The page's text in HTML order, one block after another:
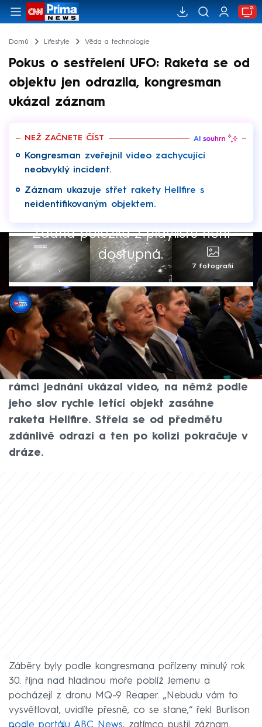
Domů Lifestyle Věda a technologie
Pokus o sestřelení UFO: Raketa se od
objektu jen odrazila, kongresman
ukázal záznam
NEŽ ZAČNETE ČÍST
Kongresman zveřejnil video zachycující
neobvyklý incident.
Záznam ukazuje střet rakety Hellfire s
neidentifikovaným objektem.
Žádná položka z playlistu není
dostupná.
7 fotografií
CNN Prima NEWS
Akt. 12. zář 2025, 19:20
• 12. zář 2025, 17:49
Nové záběry UFO se objevily při úterním
slyšení americké Sněmovny reprezentantů.
Republikánský kongresman Eric Burlison v
rámci jednání ukázal video, na němž podle
jeho slov rychle letící objekt zasáhne
raketa Hellfire. Střela se od předmětu
zdánlivě odrazí a ten po kolizi pokračuje v
dráze.
Záběry byly podle kongresmana pořízeny minulý rok
30. října nad hladinou moře poblíž Jemenu a
pocházejí z dronu MQ-9 Reaper. „Nebudu vám to
vysvětlovat, uvidíte přesně, co se stane,“ řekl Burlison
podle portálu ABC News, zatímco pustil záznam.